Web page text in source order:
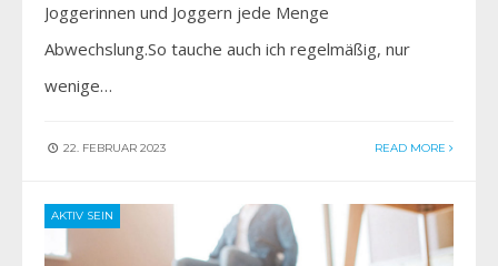
Joggerinnen und Joggern jede Menge
Abwechslung.So tauche auch ich regelmäßig, nur
wenige…
22. FEBRUAR 2023 READ MORE
AKTIV SEIN